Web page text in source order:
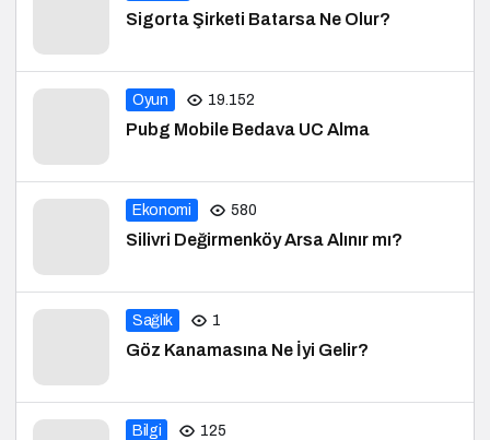
Sigorta Şirketi Batarsa Ne Olur?
Oyun 19.152
Pubg Mobile Bedava UC Alma
Ekonomi 580
Silivri Değirmenköy Arsa Alınır mı?
Sağlık 1
Göz Kanamasına Ne İyi Gelir?
Bilgi 125